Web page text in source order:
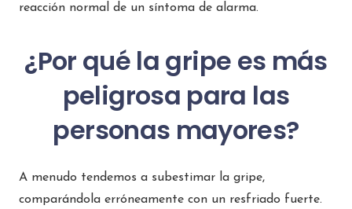
reacción normal de un síntoma de alarma.
¿Por qué la gripe es más
peligrosa para las
personas mayores?
A menudo tendemos a subestimar la gripe,
comparándola erróneamente con un resfriado fuerte.